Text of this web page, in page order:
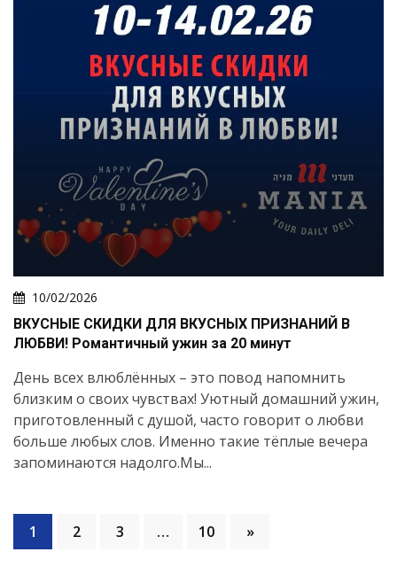
10/02/2026
ВКУСНЫЕ СКИДКИ ДЛЯ ВКУСНЫХ ПРИЗНАНИЙ В
ЛЮБВИ! Романтичный ужин за 20 минут
День всех влюблённых – это повод напомнить
близким о своих чувствах! Уютный домашний ужин,
приготовленный с душой, часто говорит о любви
больше любых слов. Именно такие тёплые вечера
запоминаются надолго.Мы...
1 2 3 … 10 »